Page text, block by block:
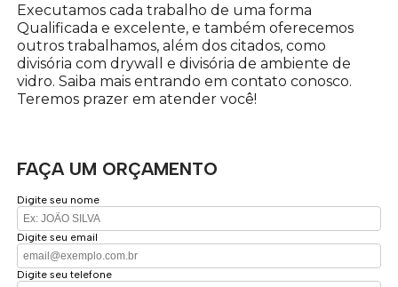
Executamos cada trabalho de uma forma
Qualificada e excelente, e também oferecemos
outros trabalhamos, além dos citados, como
divisória com drywall e divisória de ambiente de
vidro. Saiba mais entrando em contato conosco.
Teremos prazer em atender você!
FAÇA UM ORÇAMENTO
Digite seu nome
Digite seu email
Digite seu telefone